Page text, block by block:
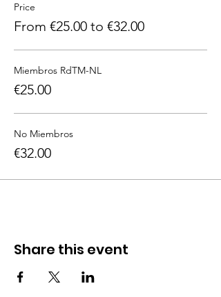
Price
From €25.00 to €32.00
Miembros RdTM-NL
€25.00
No Miembros
€32.00
Share this event